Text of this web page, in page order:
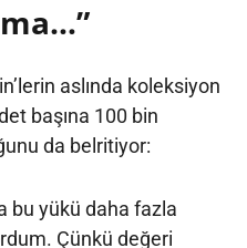
aslında koleksiyon
başına 100 bin
da belritiyor:
bu yükü daha fazla
Çünkü değeri